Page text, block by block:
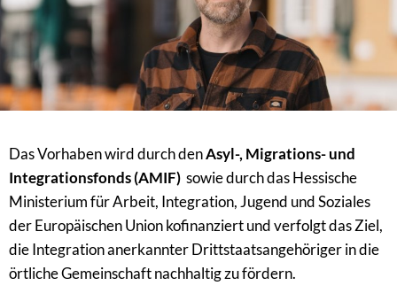
Das Vorhaben wird durch denAsyl-, Migrations- und
Integrationsfonds (AMIF) sowie durch das Hessische
Ministerium für Arbeit, Integration, Jugend und Soziales
der Europäischen Union kofinanziert und verfolgt das Ziel,
die Integration anerkannter Drittstaatsangehöriger in die
örtliche Gemeinschaft nachhaltig zu fördern.